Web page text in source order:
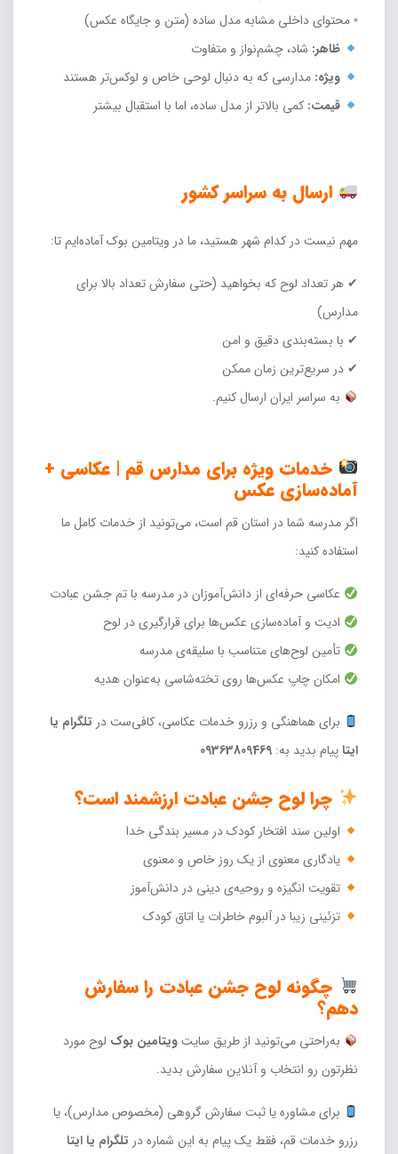
▫ محتوای داخلی مشابه مدل ساده (متن و جایگاه عکس)
ظاهر: شاد، چشم‌نواز و متفاوت
ویژه: مدارسی که به دنبال لوحی خاص و لوکس‌تر هستند
قیمت: کمی بالاتر از مدل ساده، اما با استقبال بیشتر
ارسال به سراسر کشور
مهم نیست در کدام شهر هستید، ما در ویتامین بوک آماده‌ایم تا:
✔ هر تعداد لوح که بخواهید (حتی سفارش تعداد بالا برای
مدارس)
✔ با بسته‌بندی دقیق و امن
✔ در سریع‌ترین زمان ممکن
به سراسر ایران ارسال کنیم.
خدمات ویژه برای مدارس قم | عکاسی +
آماده‌سازی عکس
اگر مدرسه شما در استان قم است، می‌تونید از خدمات کامل ما
استفاده کنید:
عکاسی حرفه‌ای از دانش‌آموزان در مدرسه با تم جشن عبادت
ادیت و آماده‌سازی عکس‌ها برای قرارگیری در لوح
تأمین لوح‌های متناسب با سلیقه‌ی مدرسه
امکان چاپ عکس‌ها روی تخته‌شاسی به‌عنوان هدیه
برای هماهنگی و رزرو خدمات عکاسی، کافی‌ست در تلگرام یا
ایتا پیام بدید به: 09363809469
چرا لوح جشن عبادت ارزشمند است؟
اولین سند افتخار کودک در مسیر بندگی خدا
یادگاری معنوی از یک روز خاص و معنوی
تقویت انگیزه و روحیه‌ی دینی در دانش‌آموز
تزئینی زیبا در آلبوم خاطرات یا اتاق کودک
چگونه لوح جشن عبادت را سفارش
دهم؟
به‌راحتی می‌تونید از طریق سایتویتامین بوک لوح مورد
نظرتون رو انتخاب و آنلاین سفارش بدید.
برای مشاوره یا ثبت سفارش گروهی (مخصوص مدارس)، یا
رزرو خدمات قم، فقط یک پیام به این شماره در تلگرام یا ایتا